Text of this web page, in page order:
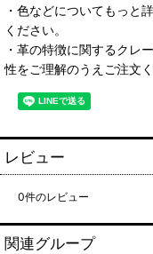
・色などについてもっと
ください。
・革の特徴に関するクレ
性をご理解のうえご注文く
レビュー
0件のレビュー
関連グループ